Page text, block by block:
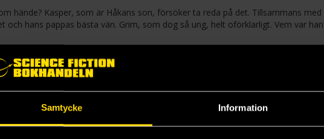
Samtycke Information
hände? Kasper, som är Håkans son, försöker ta reda på det. Tillsammans
och hans pappas bästa vän. Grim, som dog så ung, helt oförklarligt. Vem var
som utspelar sig i samma Stockholm som den hyllade Norra Latin
gemenskap, vänskap och familj, och konstens livsomvälvande krafter.
med Cirkeln (2011) och är även dramatiker och manusförfattare.
nominerats till Augustpriset, Nordiska Rådets Barn-och Ungdomslitteraturpris
De dödas röster och teveserien Deg.